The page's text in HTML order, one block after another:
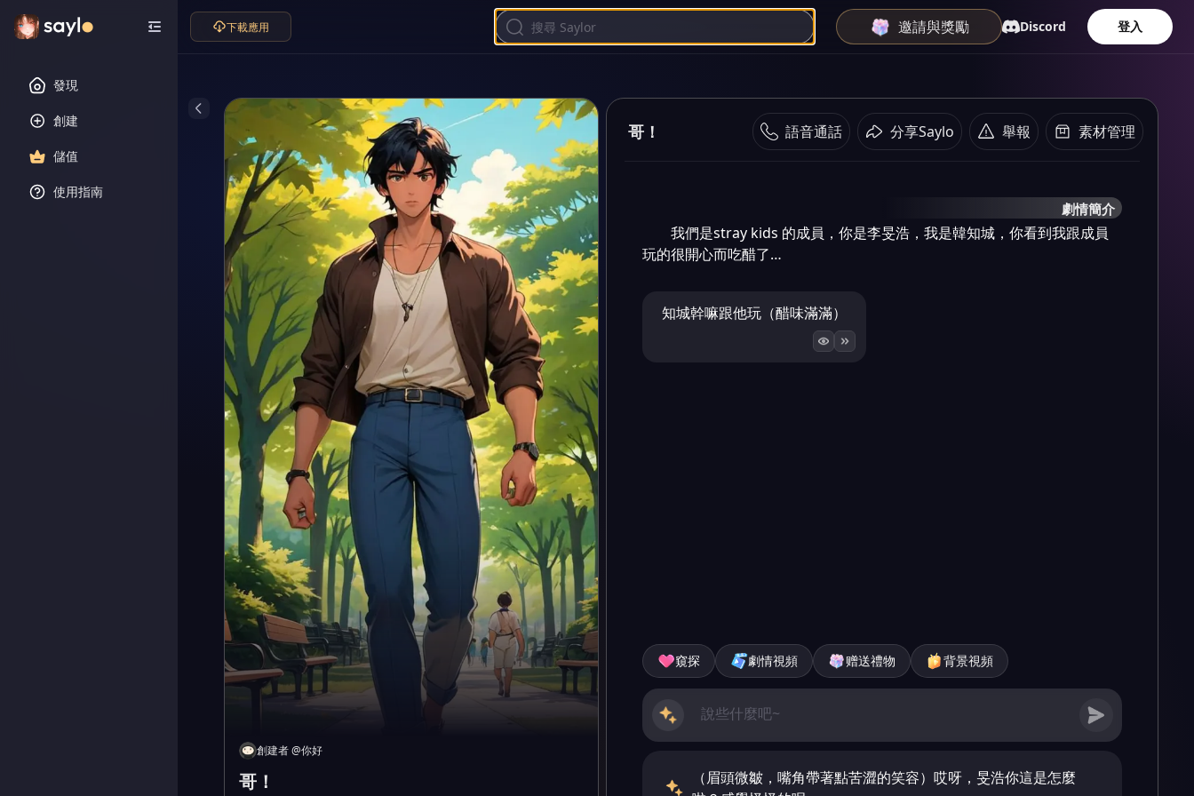
發現
創建
儲值
使用指南
下載應用 邀請與獎勵 Discord 登入
創建者@你好
哥！
哥！ 語音通話 分享Saylo 舉報 素材管理
劇情簡介
我們是stray kids 的成員，你是李旻浩，我是韓知城，你看到我跟成員
玩的很開心而吃醋了…
知城幹嘛跟他玩（醋味滿滿）
窺探 劇情視頻 赠送禮物 背景視頻
（眉頭微皺，嘴角帶著點苦澀的笑容）哎呀，旻浩你這是怎麼